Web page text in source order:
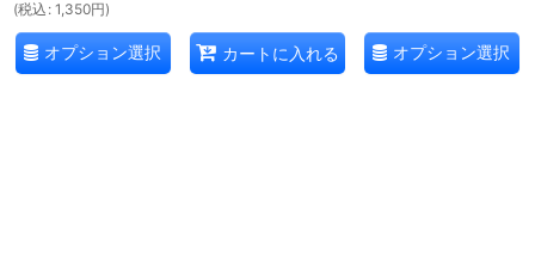
(税込 : 1,350円)
オプション選択 カートに入れる オプション選択